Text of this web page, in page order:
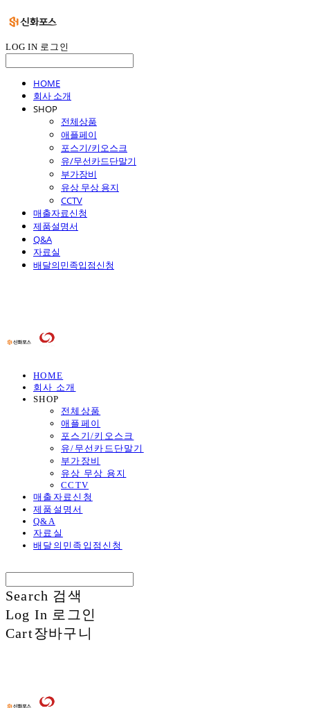
LOG IN 로그인
HOME
회사 소개
SHOP
전체상품
애플페이
포스기/키오스크
유/무선카드단말기
부가장비
유상 무상 용지
CCTV
매출자료신청
제품설명서
Q&A
자료실
배달의민족입점신청
HOME
회사 소개
SHOP
전체상품
애플페이
포스기/키오스크
유/무선카드단말기
부가장비
유상 무상 용지
CCTV
매출자료신청
제품설명서
Q&A
자료실
배달의민족입점신청
Search 검색
Log In 로그인
Cart장바구니